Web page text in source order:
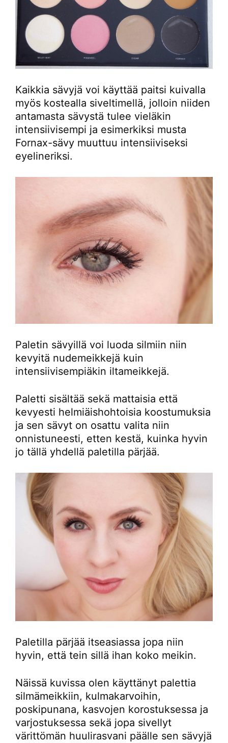
Kaikkia sävyjä voi käyttää paitsi kuivalla
myös kostealla siveltimellä, jolloin niiden
antamasta sävystä tulee vieläkin
intensiivisempi ja esimerkiksi musta
Fornax-sävy muuttuu intensiiviseksi
eyelineriksi.
Paletin sävyillä voi luoda silmiin niin
kevyitä nudemeikkejä kuin
intensiivisempiäkin iltameikkejä.
Paletti sisältää sekä mattaisia että
kevyesti helmiäishohtoisia koostumuksia
ja sen sävyt on osattu valita niin
onnistuneesti, etten kestä, kuinka hyvin
jo tällä yhdellä paletilla pärjää.
Paletilla pärjää itseasiassa jopa niin
hyvin, että tein sillä ihan koko meikin.
Näissä kuvissa olen käyttänyt palettia
silmämeikkiin, kulmakarvoihin,
poskipunana, kasvojen korostuksessa ja
varjostuksessa sekä jopa sivellyt
värittömän huulirasvani päälle sen sävyjä